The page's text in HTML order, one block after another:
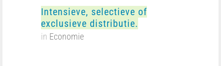
Intensieve, selectieve of
exclusieve distributie.
in Economie